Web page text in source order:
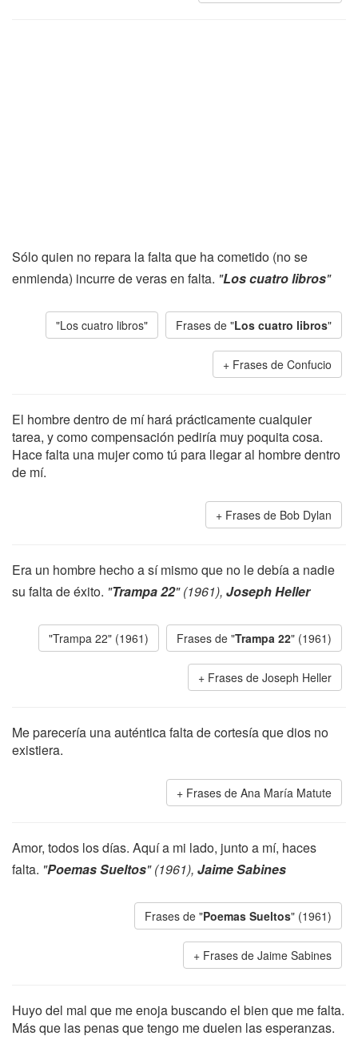
Sólo quien no repara la falta que ha cometido (no se
enmienda) incurre de veras en falta. "Los cuatro libros"
"Los cuatro libros" Frases de "Los cuatro libros"
Frases de Confucio
El hombre dentro de mí hará prácticamente cualquier
tarea, y como compensación pediría muy poquita cosa.
Hace falta una mujer como tú para llegar al hombre dentro
de mí.
Frases de Bob Dylan
Era un hombre hecho a sí mismo que no le debía a nadie
su falta de éxito. "Trampa 22" (1961), Joseph Heller
"Trampa 22" (1961) Frases de "Trampa 22" (1961)
Frases de Joseph Heller
Me parecería una auténtica falta de cortesía que dios no
existiera.
Frases de Ana María Matute
Amor, todos los días. Aquí a mi lado, junto a mí, haces
falta. "Poemas Sueltos" (1961), Jaime Sabines
Frases de "Poemas Sueltos" (1961)
Frases de Jaime Sabines
Huyo del mal que me enoja buscando el bien que me falta.
Más que las penas que tengo me duelen las esperanzas.